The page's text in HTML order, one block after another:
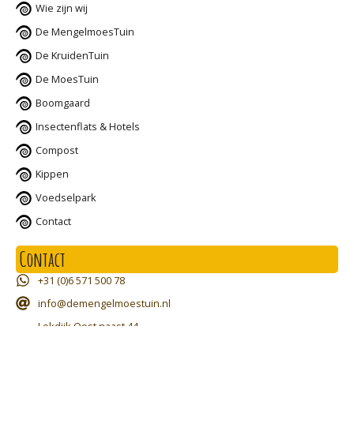
Wie zijn wij
De MengelmoesTuin
De KruidenTuin
De MoesTuin
Boomgaard
Insectenflats & Hotels
Compost
Kippen
Voedselpark
Contact
Contact
+31 (0)6 571 500 78
info@demengelmoestuin.nl
Lekdijk Oost naast 44